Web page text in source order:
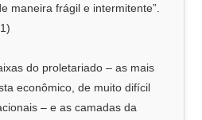
maneira frágil e intermitente”.
do proletariado – as mais
econômico, de muito difícil
– e as camadas da